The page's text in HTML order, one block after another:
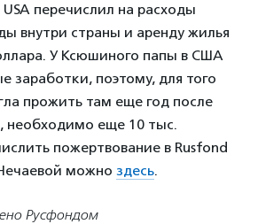
USA перечислил на расходы
внутри страны и аренду жилья
У Ксюшиного папы в США
заработки, поэтому, для того
прожить там еще год после
необходимо еще 10 тыс.
пожертвование в Rusfond
можно здесь.
Русфондом